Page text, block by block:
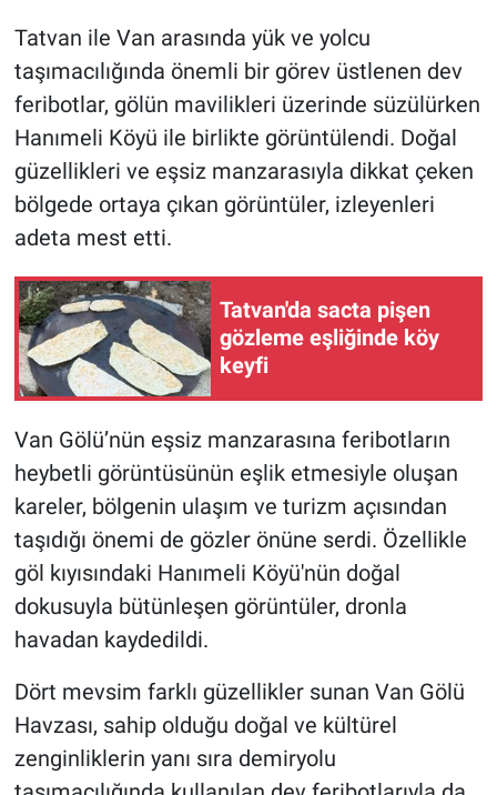
Tatvan ile Van arasında yük ve yolcu
taşımacılığında önemli bir görev üstlenen dev
feribotlar, gölün mavilikleri üzerinde süzülürken
Hanımeli Köyü ile birlikte görüntülendi. Doğal
güzellikleri ve eşsiz manzarasıyla dikkat çeken
bölgede ortaya çıkan görüntüler, izleyenleri
adeta mest etti.
Tatvan'da sacta pişen
gözleme eşliğinde köy
keyfi
Van Gölü’nün eşsiz manzarasına feribotların
heybetli görüntüsünün eşlik etmesiyle oluşan
kareler, bölgenin ulaşım ve turizm açısından
taşıdığı önemi de gözler önüne serdi. Özellikle
göl kıyısındaki Hanımeli Köyü'nün doğal
dokusuyla bütünleşen görüntüler, dronla
havadan kaydedildi.
Dört mevsim farklı güzellikler sunan Van Gölü
Havzası, sahip olduğu doğal ve kültürel
zenginliklerin yanı sıra demiryolu